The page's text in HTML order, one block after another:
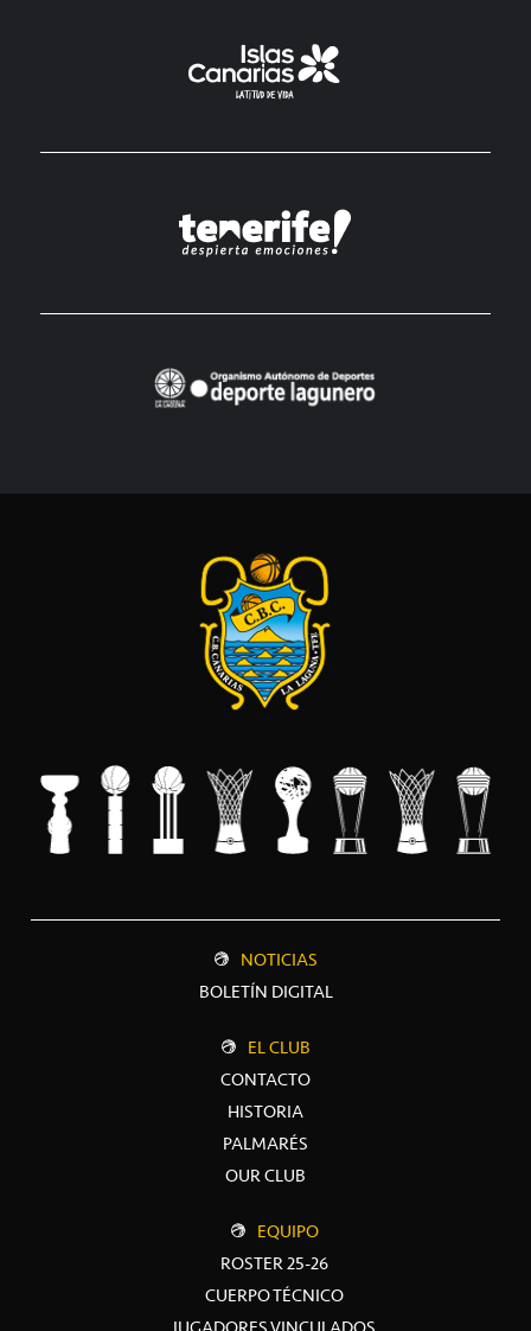
NOTICIAS
BOLETÍN DIGITAL
EL CLUB
CONTACTO
HISTORIA
PALMARÉS
OUR CLUB
EQUIPO
ROSTER 25-26
CUERPO TÉCNICO